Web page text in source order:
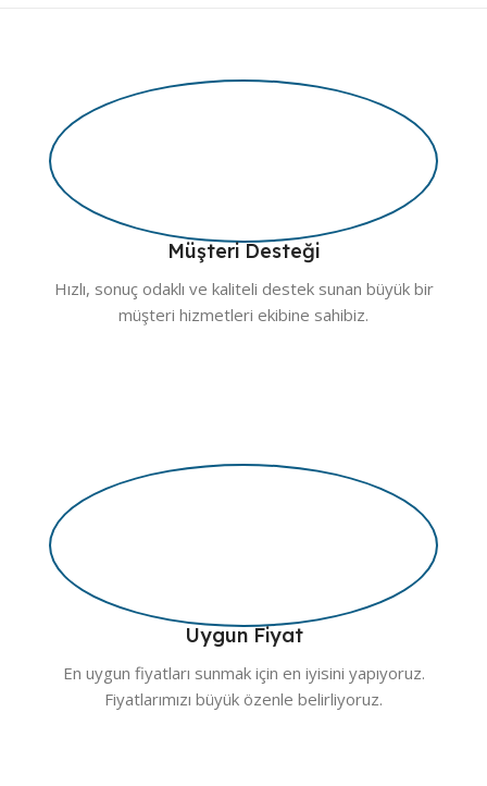
Müşteri Desteği
Hızlı, sonuç odaklı ve kaliteli destek sunan büyük bir
müşteri hizmetleri ekibine sahibiz.
Uygun Fiyat
En uygun fiyatları sunmak için en iyisini yapıyoruz.
Fiyatlarımızı büyük özenle belirliyoruz.